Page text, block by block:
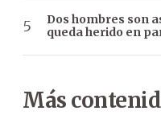
Dos hombres son
queda herido en
Más